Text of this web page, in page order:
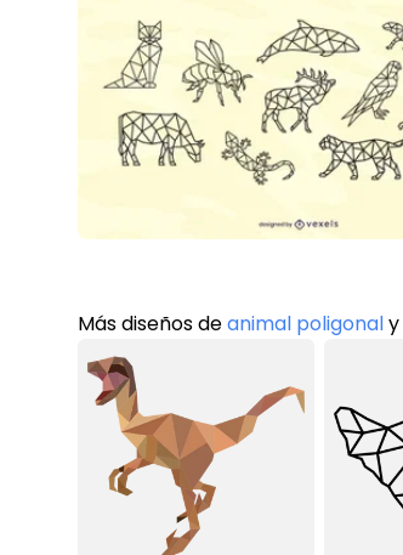
Más diseños deanimal poligonaly